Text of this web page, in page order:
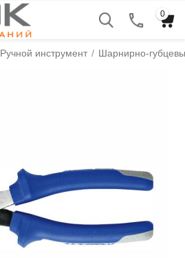
0
Ручной инструмент / Шарнирно-